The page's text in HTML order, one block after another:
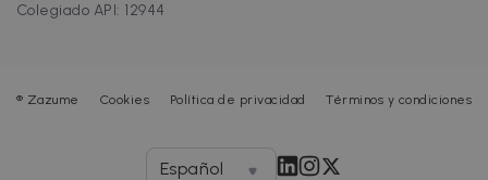
Colegiado API: 12944
® Zazume Cookies Política de privacidad Términos y condiciones
Español